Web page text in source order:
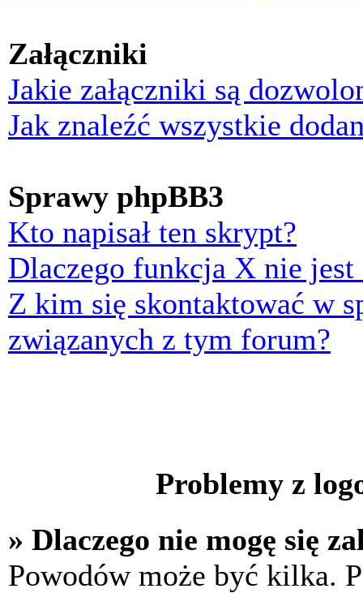
Załączniki
Jakie załączniki są
Jak znaleźć wszystkie
Sprawy phpBB3
Kto napisał ten skrypt?
Dlaczego funkcja X nie jest
Z kim się skontaktować w
związanych z tym forum?
Problemy z
» Dlaczego nie mogę się
Powodów może być kilka.